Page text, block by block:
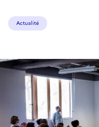
Actualité